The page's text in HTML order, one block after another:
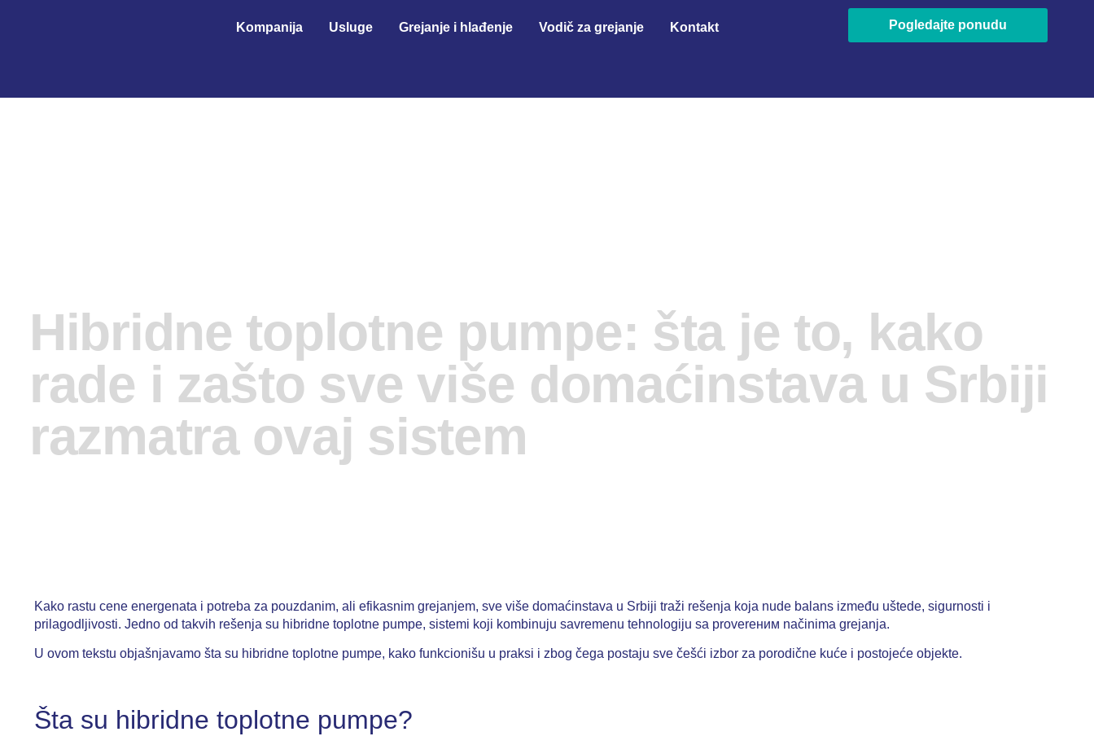
Kompanija Usluge Grejanje i hlađenje Vodič za grejanje Kontakt Pogledajte ponudu
Hibridne toplotne pumpe: šta je to, kako
rade i zašto sve više domaćinstava u Srbiji
razmatra ovaj sistem
Kako rastu cene energenata i potreba za pouzdanim, ali efikasnim grejanjem, sve više domaćinstava u Srbiji traži rešenja koja nude balans između uštede, sigurnosti i
prilagodljivosti. Jedno od takvih rešenja su hibridne toplotne pumpe, sistemi koji kombinuju savremenu tehnologiju sa proverеним načinima grejanja.
U ovom tekstu objašnjavamo šta su hibridne toplotne pumpe, kako funkcionišu u praksi i zbog čega postaju sve češći izbor za porodične kuće i postojeće objekte.
Šta su hibridne toplotne pumpe?